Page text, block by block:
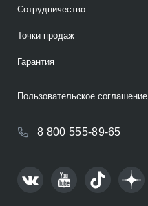
Сотрудничество
Точки продаж
Гарантия
8 800 555-89-65
Пользовательское соглашение